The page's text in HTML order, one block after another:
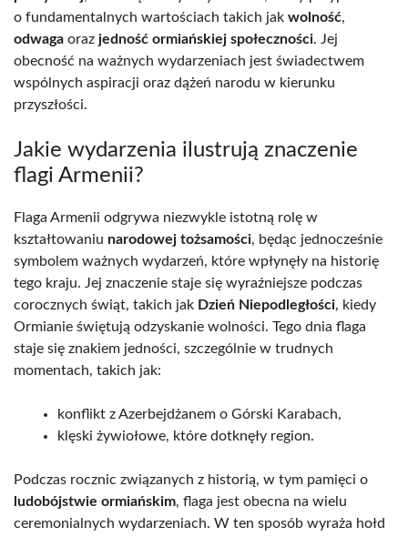
o fundamentalnych wartościach takich jak wolność,
odwaga oraz jedność ormiańskiej społeczności. Jej
obecność na ważnych wydarzeniach jest świadectwem
wspólnych aspiracji oraz dążeń narodu w kierunku
przyszłości.
Jakie wydarzenia ilustrują znaczenie
flagi Armenii?
Flaga Armenii odgrywa niezwykle istotną rolę w
kształtowaniu narodowej tożsamości, będąc jednocześnie
symbolem ważnych wydarzeń, które wpłynęły na historię
tego kraju. Jej znaczenie staje się wyraźniejsze podczas
corocznych świąt, takich jak Dzień Niepodległości, kiedy
Ormianie świętują odzyskanie wolności. Tego dnia flaga
staje się znakiem jedności, szczególnie w trudnych
momentach, takich jak:
konflikt z Azerbejdżanem o Górski Karabach,
klęski żywiołowe, które dotknęły region.
Podczas rocznic związanych z historią, w tym pamięci o
ludobójstwie ormiańskim, flaga jest obecna na wielu
ceremonialnych wydarzeniach. W ten sposób wyraża hołd